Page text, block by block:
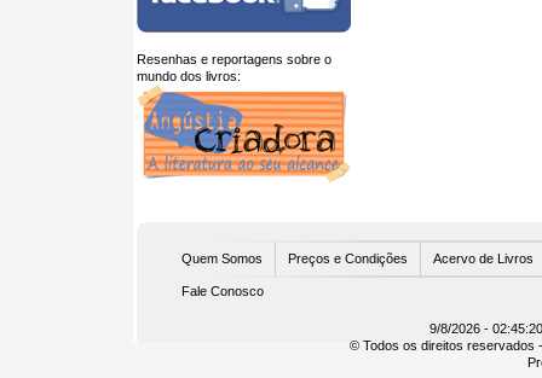
Resenhas e reportagens sobre o
mundo dos livros:
Quem Somos Preços e Condições Acervo de Livros
Fale Conosco
9/8/2026 -
© Todos os direitos reservados